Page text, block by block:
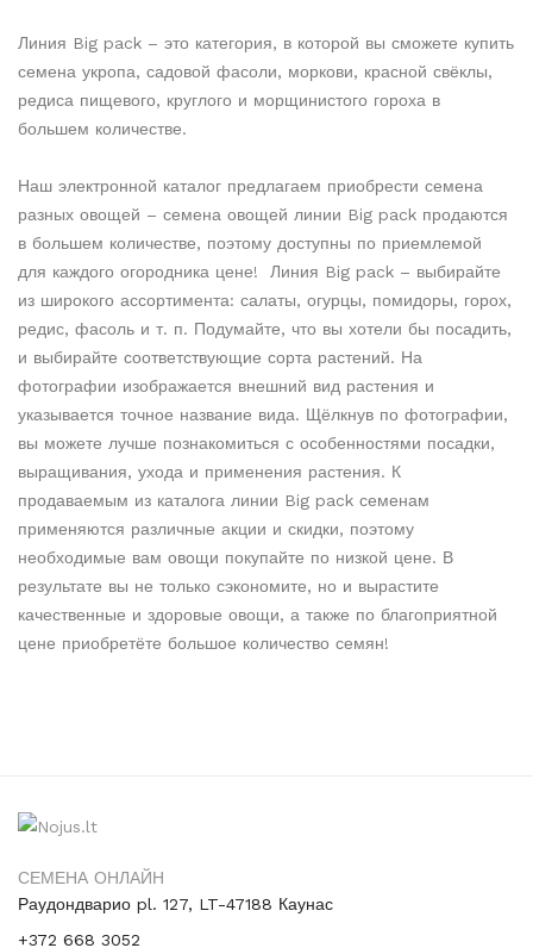
Линия Big pack – это категория, в которой вы сможете купить
семена укропа, садовой фасоли, моркови, красной свёклы,
редиса пищевого, круглого и морщинистого гороха в
большем количестве.
Наш электронной каталог предлагаем приобрести семена
разных овощей – семена овощей линии Big pack продаются
в большем количестве, поэтому доступны по приемлемой
для каждого огородника цене! Линия Big pack – выбирайте
из широкого ассортимента: салаты, огурцы, помидоры, горох,
редис, фасоль и т. п. Подумайте, что вы хотели бы посадить,
и выбирайте соответствующие сорта растений. На
фотографии изображается внешний вид растения и
указывается точное название вида. Щёлкнув по фотографии,
вы можете лучше познакомиться с особенностями посадки,
выращивания, ухода и применения растения. К
продаваемым из каталога линии Big pack семенам
применяются различные акции и скидки, поэтому
необходимые вам овощи покупайте по низкой цене. В
результате вы не только сэкономите, но и вырастите
качественные и здоровые овощи, а также по благоприятной
цене приобретёте большое количество семян!
СЕМЕНА ОНЛАЙН
Раудондварио pl. 127, LT-47188 Каунас
+372 668 3052